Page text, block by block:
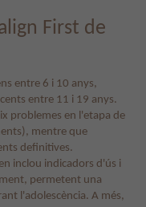
First de
entre 6 i 10 anys,
entre 11 i 19 anys.
problemes en l'etapa de
mentre que
definitives.
inclou indicadors d'ús i
permetent una
l'adolescència. A més,